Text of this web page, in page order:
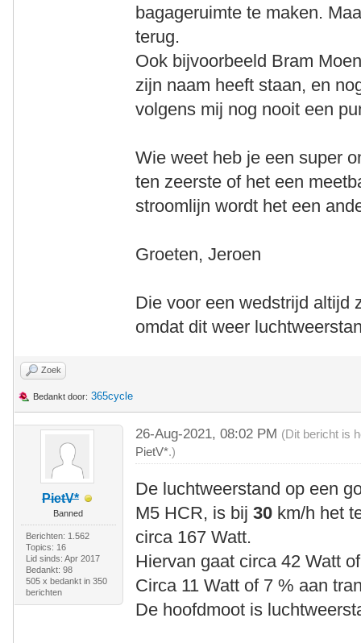
bagageruimte te maken.
terug.
Ook bijvoorbeeld Bram
zijn naam heeft staan, en
volgens mij nog nooit een
Wie weet heb je een super
ten zeerste of het een
stroomlijn wordt het een
Groeten, Jeroen
Die voor een wedstrijd altijd
omdat dit weer
Zoek
Bedankt door: 365cycle
PietV*
Banned
Berichten: 1.562
Topics: 16
Lid sinds: Apr 2017
Bedankt: 98
505 x bedankt in 350
berichten
26-Aug-2021, 08:02 PM (Dit bericht is
PietV*.)
De luchtweerstand op een
M5 HCR, is bij30 km/h het
circa 167 Watt.
Hiervan gaat circa 42 Watt
Circa 11 Watt of 7 % aan
De hoofdmoot is